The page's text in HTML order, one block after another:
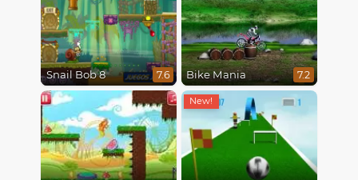
Snail Bob 8 7.6 Bike Mania 7.2